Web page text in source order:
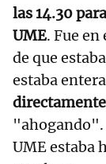
las 14.30
UME. Fue
de que
estaba
"ahogando".
UME estaba